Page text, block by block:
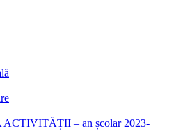
– an școlar 2023-